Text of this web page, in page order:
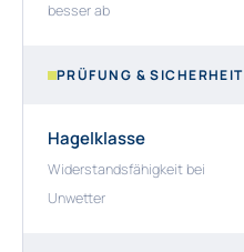
besser ab
PRÜFUNG & SICHERHEIT
Hagelklasse
Widerstandsfähigkeit bei
Unwetter